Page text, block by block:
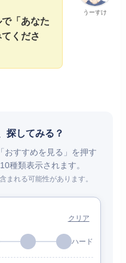
うーすけ
「あなた
くださ
探してみる？
おすすめを見る」を押す
種類表示されます。
れる可能性があります。
クリア
ハード